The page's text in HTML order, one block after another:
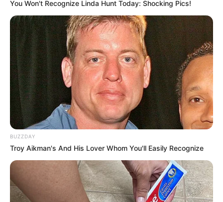
You Won't Recognize Linda Hunt Today: Shocking Pics!
BUZZDAY
Troy Aikman's And His Lover Whom You'll Easily Recognize